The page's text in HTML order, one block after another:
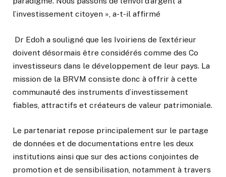
l’investissement citoyen », a-t-il affirmé
Dr Edoh a souligné que les Ivoiriens de l’extérieur
doivent désormais être considérés comme des Co
investisseurs dans le développement de leur pays. La
mission de la BRVM consiste donc à offrir à cette
communauté des instruments d’investissement
fiables, attractifs et créateurs de valeur patrimoniale.
Le partenariat repose principalement sur le partage
de données et de documentations entre les deux
institutions ainsi que sur des actions conjointes de
promotion et de sensibilisation, notamment à travers